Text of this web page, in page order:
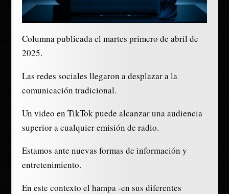
Columna publicada el martes primero de abril de
2025.
Las redes sociales llegaron a desplazar a la
comunicación tradicional.
Un video en TikTok puede alcanzar una audiencia
superior a cualquier emisión de radio.
Estamos ante nuevas formas de información y
entretenimiento.
En este contexto el hampa -en sus diferentes